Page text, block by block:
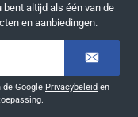
altijd als één van de
en aanbiedingen.
de Google Privacybeleid en